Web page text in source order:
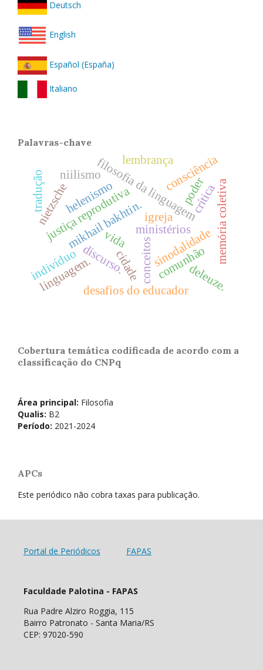
Deutsch
English
Español (España)
Italiano
Palavras-chave
justiça reprodutiva
discurso. sinodalidade
ministérios
conceitos
filosofia da linguagem
mikhail bakhtin.
helenismo
vida
nietzsche
comunhão
niilismo
deleuze.
consciência
crítica
linguagem.
igreja
desafios do educador
memória coletiva
indivíduo
lembrança
poder
tradução
cidade
Cobertura temática codificada de acordo com a
classificação do CNPq
Área principal: Filosofia
Qualis: B2
Período: 2021-2024
APCs
Este periódico não cobra taxas para publicação.
Portal de Periódicos FAPAS
Faculdade Palotina - FAPAS
Rua Padre Alziro Roggia, 115
Bairro Patronato - Santa Maria/RS
CEP: 97020-590